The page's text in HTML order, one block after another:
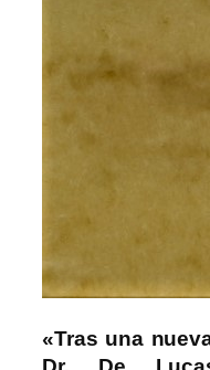
«Tras una